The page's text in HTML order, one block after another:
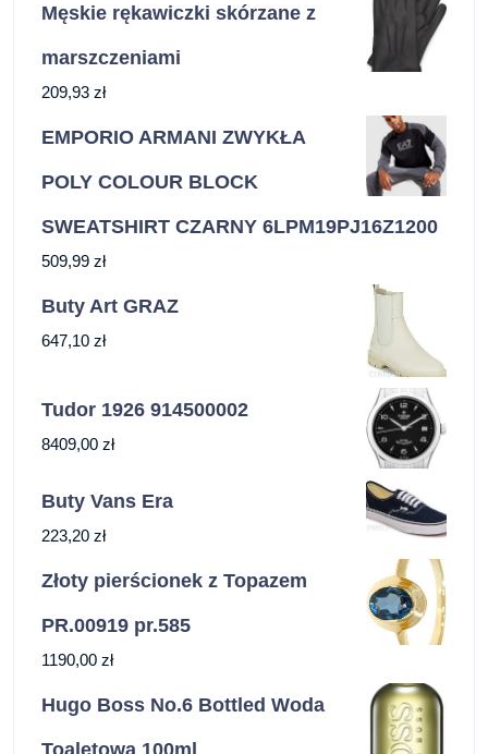
Męskie rękawiczki skórzane z
marszczeniami
209,93 zł
EMPORIO ARMANI ZWYKŁA
POLY COLOUR BLOCK
SWEATSHIRT CZARNY 6LPM19PJ16Z1200
509,99 zł
Buty Art GRAZ
647,10 zł
Tudor 1926 914500002
8409,00 zł
Buty Vans Era
223,20 zł
Złoty pierścionek z Topazem
PR.00919 pr.585
1190,00 zł
Hugo Boss No.6 Bottled Woda
Toaletowa 100ml